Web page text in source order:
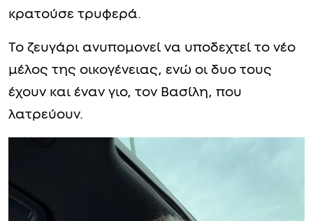
κρατούσε τρυφερά.
Το ζευγάρι ανυπομονεί να υποδεχτεί το νέο
μέλος της οικογένειας, ενώ οι δυο τους
έχουν και έναν γιο, τον Βασίλη, που
λατρεύουν.